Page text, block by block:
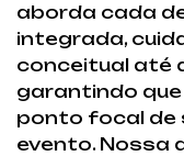
aborda cada
integrada,
conceitual até
garantindo
ponto focal de
evento. Nossa